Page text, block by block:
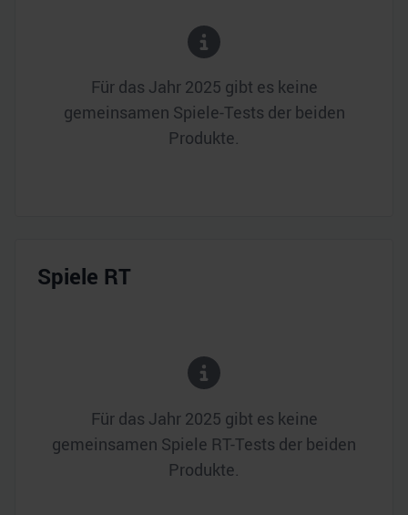
Für das Jahr 2025 gibt es keine
gemeinsamen Spiele-Tests der beiden
Produkte.
Spiele RT
Für das Jahr 2025 gibt es keine
gemeinsamen Spiele RT-Tests der beiden
Produkte.